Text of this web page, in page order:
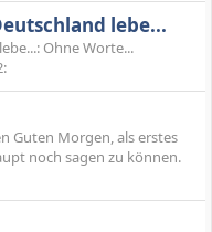
lebe...
Ohne Worte...
Guten Morgen, als erstes
noch sagen zu können.